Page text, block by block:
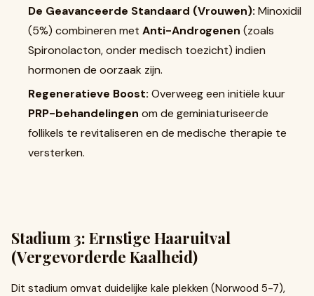
De Geavanceerde Standaard (Vrouwen): Minoxidil
(5%) combineren met Anti-Androgenen (zoals
Spironolacton, onder medisch toezicht) indien
hormonen de oorzaak zijn.
Regeneratieve Boost: Overweeg een initiële kuur
PRP-behandelingen om de geminiaturiseerde
follikels te revitaliseren en de medische therapie te
versterken.
Stadium 3: Ernstige Haaruitval
(Vergevorderde Kaalheid)
Dit stadium omvat duidelijke kale plekken (Norwood 5-7),